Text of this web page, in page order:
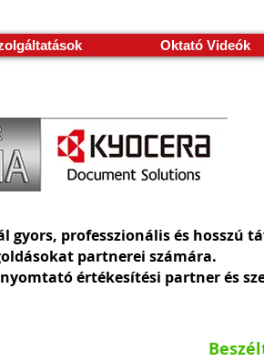
Oktató Videók
gyors, professzionális és hosszú
partnerei számára.
értékesítési partner és